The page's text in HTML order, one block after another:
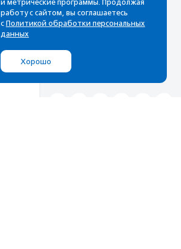
почтовом ящике
и метрические программы. Продолжая
работу с сайтом, вы соглашаетесь
с Политикой обработки персональных
данных
Хорошо